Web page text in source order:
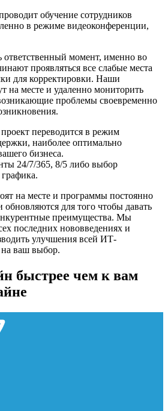
обучение сотрудников
в режиме видеоконференции,
ответственный момент, именно во
проявляться все слабые места
для корректировки. Наши
на месте и удаленно мониторить
проблемы своевременно
переводится в режим
наиболее оптимально
бизнеса.
24/7/365, 8/5 либо выбор
на месте и программы постоянно
обновляются для того чтобы давать
преимущества. Мы
последних нововведениях и
улучшения всей ИТ-
ваш выбор.
быстрее чем к вам